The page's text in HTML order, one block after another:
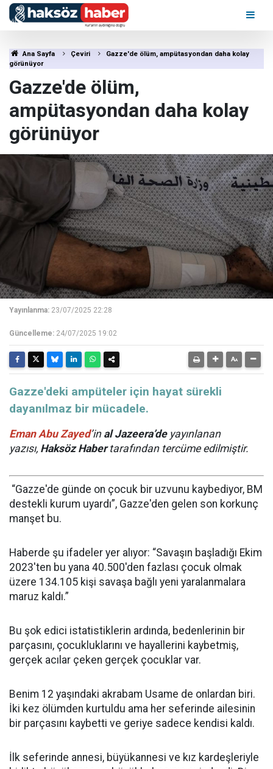
Ana Sayfa Çeviri
Gazze'de ölüm, ampütasyondan daha kolay
görünüyor
Gazze'de ölüm,
ampütasyondan daha kolay
görünüyor
Yayınlanma: 23/07/2025 22:28
Güncelleme: 24/07/2025 19:02
Gazze'deki ampüteler için hayat sürekli
dayanılmaz bir mücadele.
Eman Abu Zayed’in al Jazeera’deyayınlanan
yazısı, Haksöz Habertarafından tercüme edilmiştir.
“Gazze'de günde on çocuk bir uzvunu kaybediyor, BM
destekli kurum uyardı”, Gazze'den gelen son korkunç
manşet bu.
Haberde şu ifadeler yer alıyor: “Savaşın başladığı Ekim
2023'ten bu yana 40.500'den fazlası çocuk olmak
üzere 134.105 kişi savaşa bağlı yeni yaralanmalara
maruz kaldı.”
Bu şok edici istatistiklerin ardında, bedenlerinin bir
parçasını, çocukluklarını ve hayallerini kaybetmiş,
gerçek acılar çeken gerçek çocuklar var.
Benim 12 yaşındaki akrabam Usame de onlardan biri.
İki kez ölümden kurtuldu ama her seferinde ailesinin
bir parçasını kaybetti ve geriye sadece kendisi kaldı.
İlk seferinde annesi, büyükannesi ve kız kardeşleriyle